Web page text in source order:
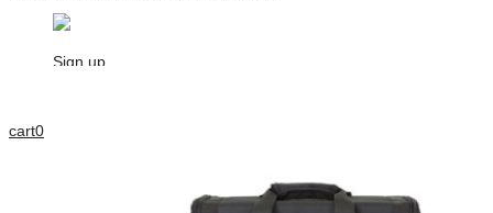
Sign up
cart0